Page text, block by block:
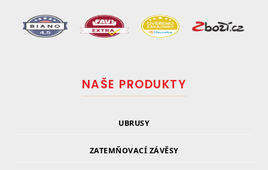
NAŠE PRODUKTY
UBRUSY
ZATEMŇOVACÍ ZÁVĚSY